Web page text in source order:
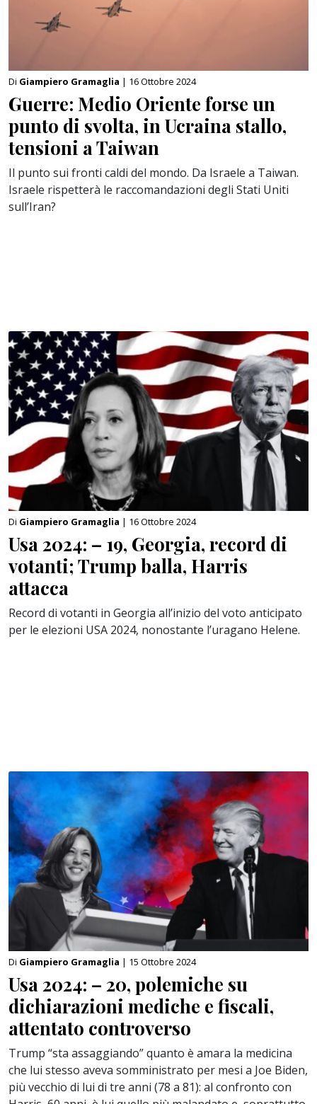
Di Giampiero Gramaglia | 16 Ottobre 2024
Guerre: Medio Oriente forse un
punto di svolta, in Ucraina stallo,
tensioni a Taiwan
Il punto sui fronti caldi del mondo. Da Israele a Taiwan.
Israele rispetterà le raccomandazioni degli Stati Uniti
sull’Iran?
Di Giampiero Gramaglia | 16 Ottobre 2024
Usa 2024: – 19, Georgia, record di
votanti; Trump balla, Harris
attacca
Record di votanti in Georgia all’inizio del voto anticipato
per le elezioni USA 2024, nonostante l’uragano Helene.
Di Giampiero Gramaglia | 15 Ottobre 2024
Usa 2024: – 20, polemiche su
dichiarazioni mediche e fiscali,
attentato controverso
Trump “sta assaggiando” quanto è amara la medicina
che lui stesso aveva somministrato per mesi a Joe Biden,
più vecchio di lui di tre anni (78 a 81): al confronto con